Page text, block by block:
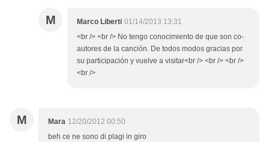
M Marco Liberti 01/14/2013 13:31
<br /> <br /> No tengo conocimiento de que son co-
autores de la canción. De todos modos gracias por
su participación y vuelve a visitar<br /> <br /> <br />
<br />
M Mara 12/20/2012 00:50
beh ce ne sono di plagi in giro